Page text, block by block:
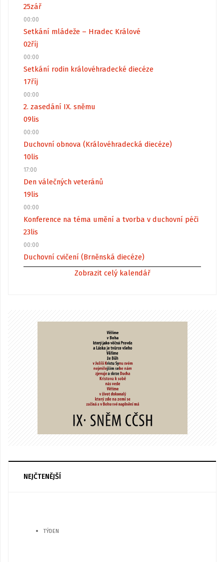
25zář
00:00
Setkání mládeže – Hradec Králové
02říj
00:00
Setkání rodin královéhradecké diecéze
17říj
00:00
2. zasedání IX. sněmu
09lis
00:00
Duchovní obnova (Královéhradecká diecéze)
10lis
17:00
Den válečných veteránů
19lis
00:00
Konference na téma umění a tvorba v duchovní péči
23lis
00:00
Duchovní cvičení (Brněnská diecéze)
Zobrazit celý kalendář
NEJČTENĚJŠÍ
TÝDEN